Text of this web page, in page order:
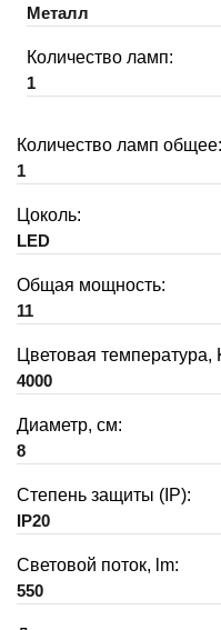
Металл
Количество ламп:
1
Количество ламп общее:
1
Цоколь:
LED
Общая мощность:
11
Цветовая температура,
4000
Диаметр, см:
8
Степень защиты (IP):
IP20
Световой поток, lm:
550